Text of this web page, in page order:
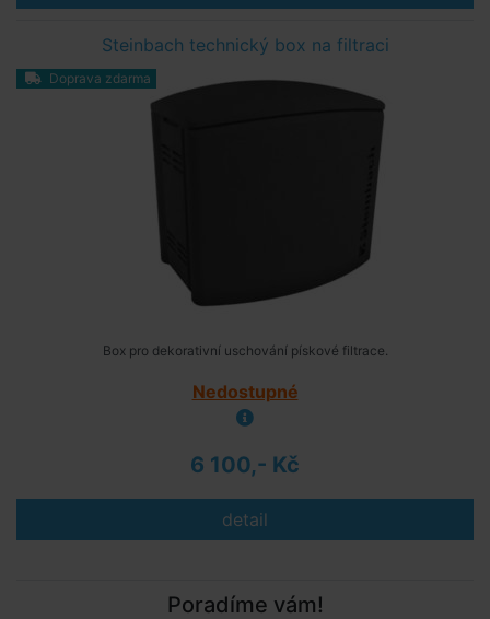
Steinbach technický box na filtraci
Doprava zdarma
Box pro dekorativní uschování pískové filtrace.
Nedostupné
6 100,- Kč
detail
Poradíme vám!